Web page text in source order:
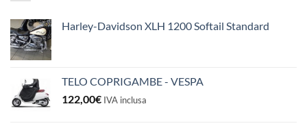
Harley-Davidson XLH 1200 Softail Standard
TELO COPRIGAMBE - VESPA
122,00€ IVA inclusa